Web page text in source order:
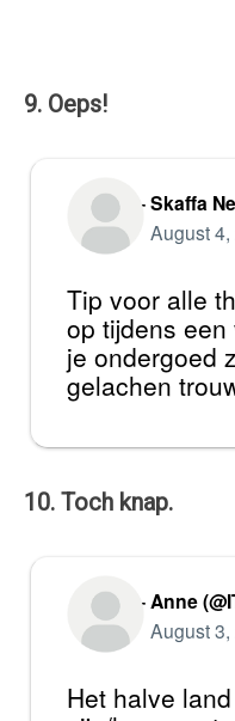
9. Oeps!
Tip voor alle
op tijdens
je ondergoed
gelachen
— Skaffa
August 4,
10. Toch knap.
Het halve
— Anne
August 3,